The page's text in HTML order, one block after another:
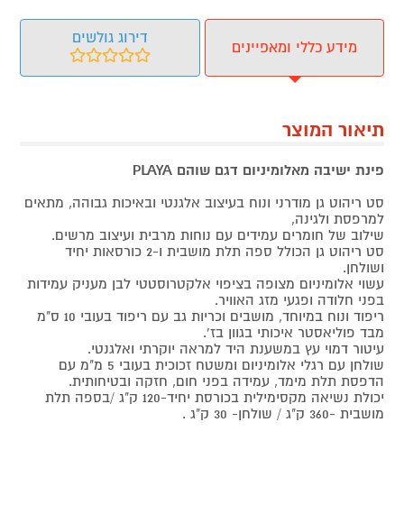
מידע כללי ומאפיינים
דירוג גולשים
תיאור המוצר
פינת ישיבה מאלומיניום דגם שוהם PLAYA
סט ריהוט גן מודרני ונוח בעיצוב אלגנטי ובאיכות גבוהה, מתאים
למרפסת ולגינה,
שילוב של חומרים עמידים עם נוחות מרבית ועיצוב מרשים.
סט ריהוט גן הכולל ספה תלת מושבית ו-2 כורסאות יחיד
ושולחן.
עשוי אלומיניום מצופה בציפוי אלקטרוסטטי לבן מעניק עמידות
בפני חלודה ופגעי מזג האוויר.
ריפוד ונוח במיוחד, מושבים וכריות גב עם ריפוד בעובי 10 ס"מ
מבד פוליאסטר איכותי בגוון בז'.
עיטור דמוי עץ במשענת היד למראה יוקרתי ואלגנטי.
שולחן עם רגלי אלומיניום ומשטח זכוכית בעובי 5 מ"מ עם
הדפסת תלת מימד, עמידה בפני חום, חזקה ובטיחותית.
יכולת נשיאה מקסימילית בכורסת יחיד-120 ק"ג /בספה תלת
מושבית -360 ק"ג / שולחן- 30 ק"ג .